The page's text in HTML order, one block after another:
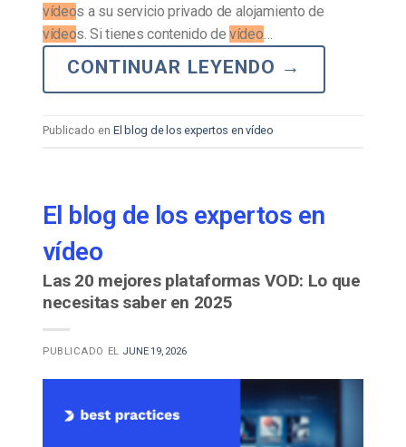
vídeos a su servicio privado de alojamiento de
vídeos. Si tienes contenido devídeo…
CONTINUAR LEYENDO →
Publicado en El blog de los expertos en vídeo
El blog de los expertos en
vídeo
Las 20 mejores plataformas VOD: Lo que
necesitas saber en 2025
PUBLICADO EL JUNE 19, 2026